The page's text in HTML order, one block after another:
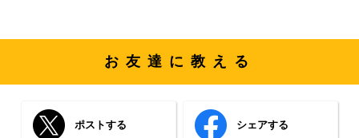
お友達に教える
ポストする シェアする